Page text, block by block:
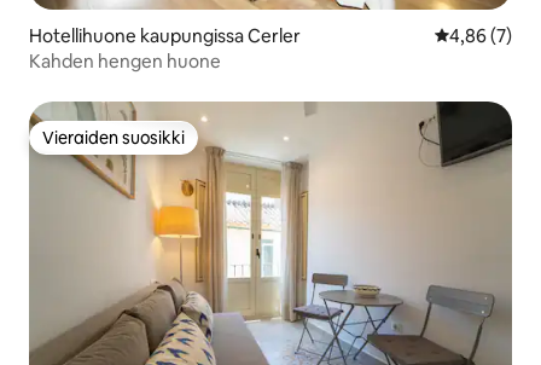
Hotellihuone kaupungissa Cerler
4,86 (7)
Kahden hengen huone
Vieraiden suosikki
Vieraiden suosikki